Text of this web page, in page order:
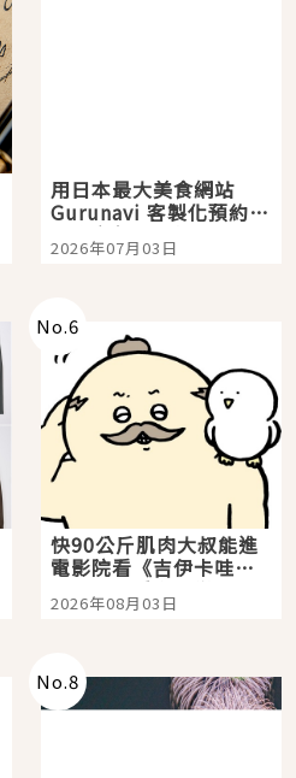
用日本最大美食網站
Gurunavi 客製化預約九
大都市餐廳，打造專屬
美食體驗！
2026年07月03日
No.6
快90公斤肌肉大叔能進
電影院看《吉伊卡哇》
嗎？日本重金屬樂團
「打首」會長與nagano
2026年08月03日
No.8